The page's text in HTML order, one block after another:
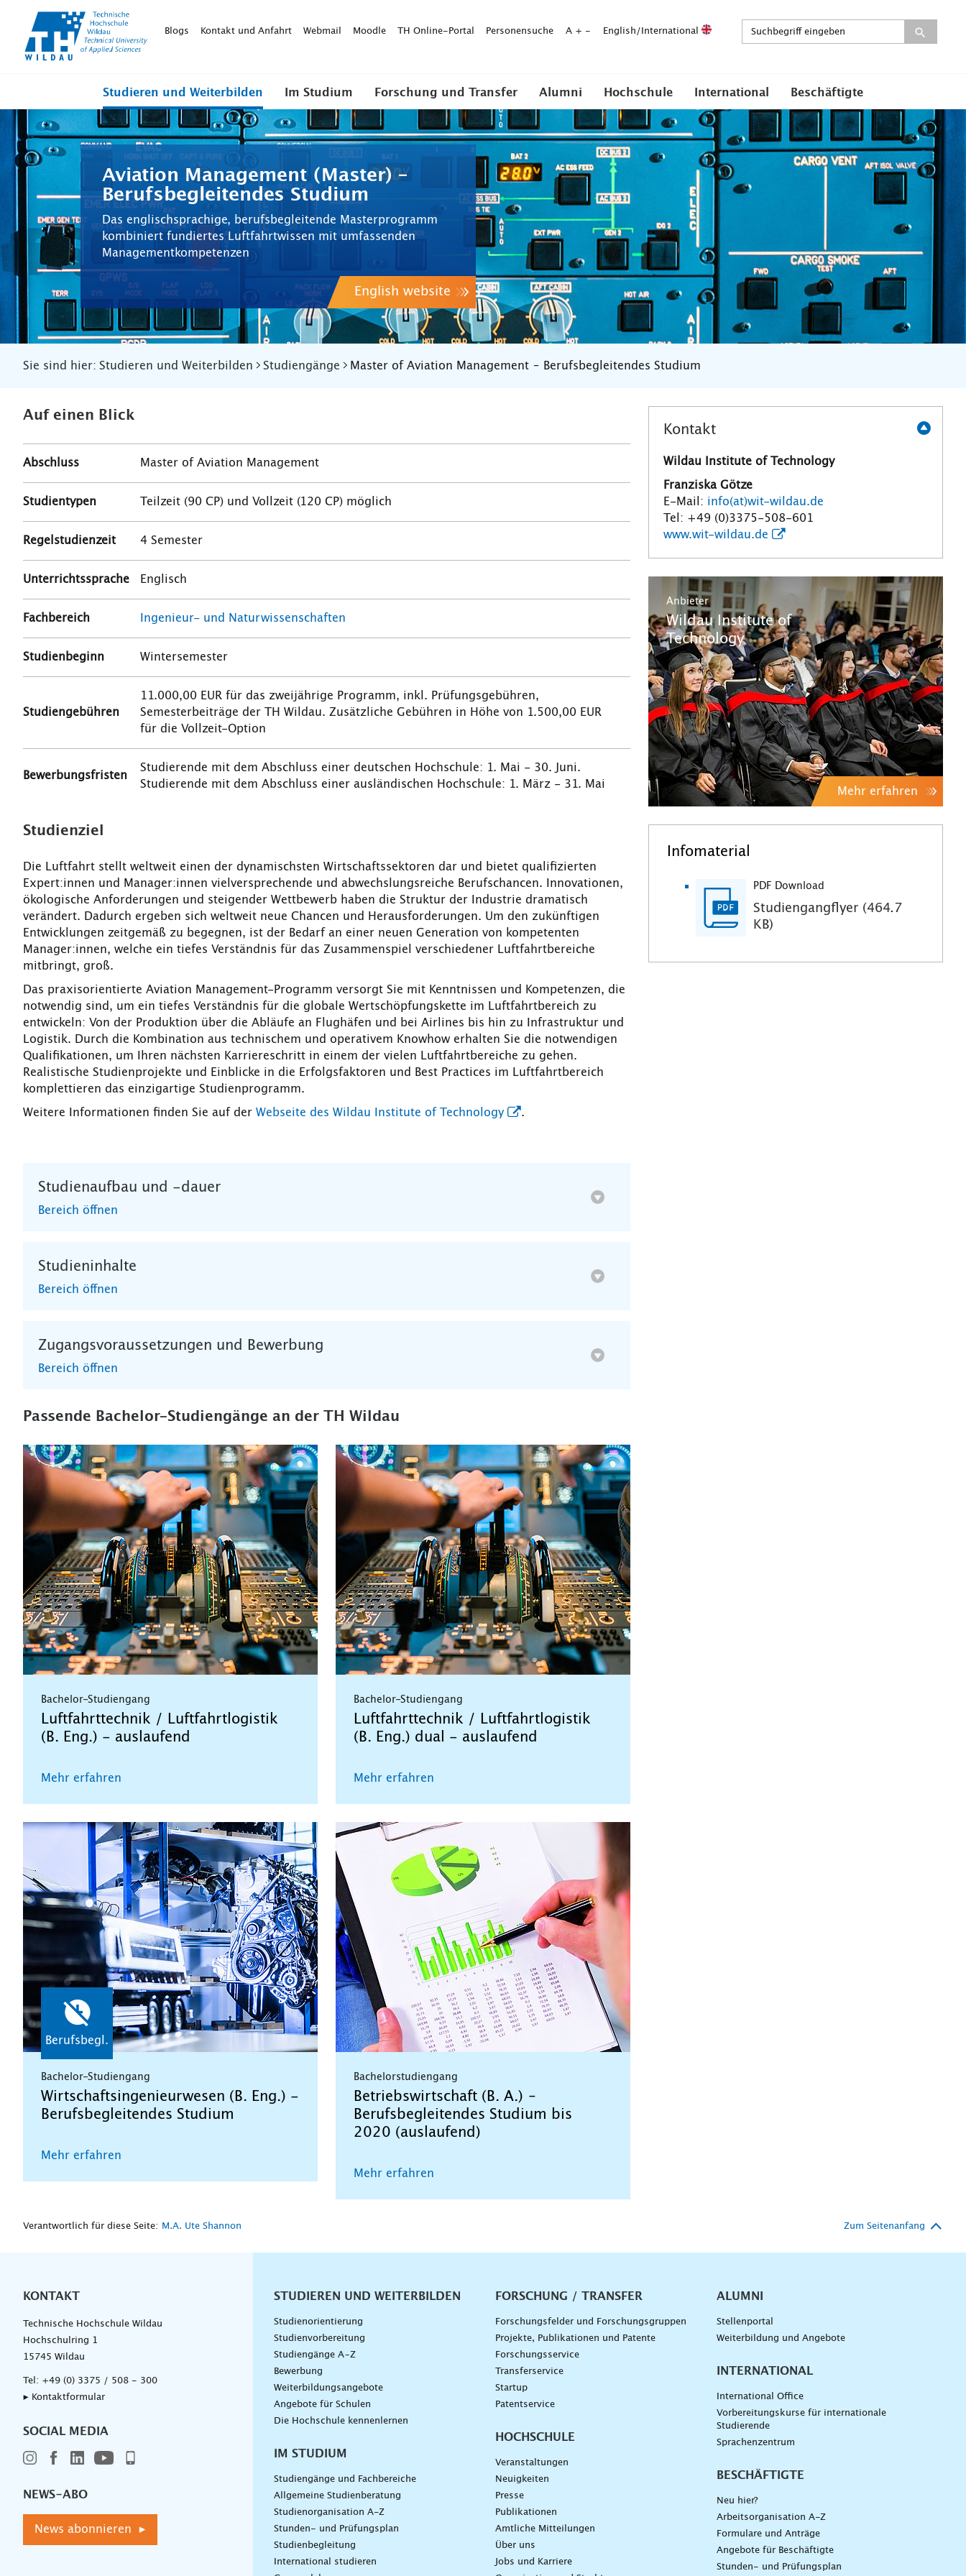
WildauBlogs Kontakt und Anfahrt Webmail Moodle TH Online-Portal Personensuche A + - English/International
Studieren und Weiterbilden Im Studium Forschung und Transfer Alumni Hochschule International Beschäftigte
Aviation Management (Master) –
Berufsbegleitendes Studium
Das englischsprachige, berufsbegleitende Masterprogramm
kombiniert fundiertes Luftfahrtwissen mit umfassenden
Managementkompetenzen
English website
Sie sind hier: Studieren und Weiterbilden Studiengänge Master of Aviation Management – Berufsbegleitendes Studium
Auf einen Blick
Abschluss Master of Aviation Management
Studientypen Teilzeit (90 CP) und Vollzeit (120 CP) möglich
Regelstudienzeit 4 Semester
Unterrichtssprache Englisch
Fachbereich Ingenieur- und Naturwissenschaften
Studienbeginn Wintersemester
Studiengebühren
11.000,00 EUR für das zweijährige Programm, inkl. Prüfungsgebühren,
Semesterbeiträge der TH Wildau. Zusätzliche Gebühren in Höhe von 1.500,00 EUR
für die Vollzeit-Option
Bewerbungsfristen
Studierende mit dem Abschluss einer deutschen Hochschule: 1. Mai - 30. Juni.
Studierende mit dem Abschluss einer ausländischen Hochschule: 1. März - 31. Mai
Studienziel
Die Luftfahrt stellt weltweit einen der dynamischsten Wirtschaftssektoren dar und bietet qualifizierten
Expert:innen und Manager:innen vielversprechende und abwechslungsreiche Berufschancen. Innovationen,
ökologische Anforderungen und steigender Wettbewerb haben die Struktur der Industrie dramatisch
verändert. Dadurch ergeben sich weltweit neue Chancen und Herausforderungen. Um den zukünftigen
Entwicklungen zeitgemäß zu begegnen, ist der Bedarf an einer neuen Generation von kompetenten
Manager:innen, welche ein tiefes Verständnis für das Zusammenspiel verschiedener Luftfahrtbereiche
mitbringt, groß.
Das praxisorientierte Aviation Management-Programm versorgt Sie mit Kenntnissen und Kompetenzen, die
notwendig sind, um ein tiefes Verständnis für die globale Wertschöpfungskette im Luftfahrtbereich zu
entwickeln: Von der Produktion über die Abläufe an Flughäfen und bei Airlines bis hin zu Infrastruktur und
Logistik. Durch die Kombination aus technischem und operativem Knowhow erhalten Sie die notwendigen
Qualifikationen, um Ihren nächsten Karriereschritt in einem der vielen Luftfahrtbereiche zu gehen.
Realistische Studienprojekte und Einblicke in die Erfolgsfaktoren und Best Practices im Luftfahrtbereich
komplettieren das einzigartige Studienprogramm.
Weitere Informationen finden Sie auf der Webseite des Wildau Institute of Technology .
Studienaufbau und -dauer
Bereich öffnen
Studieninhalte
Bereich öffnen
Zugangsvoraussetzungen und Bewerbung
Bereich öffnen
Passende Bachelor-Studiengänge an der TH Wildau
Bachelor-Studiengang
Luftfahrttechnik / Luftfahrtlogistik
(B. Eng.) - auslaufend
Mehr erfahren
Bachelor-Studiengang
Luftfahrttechnik / Luftfahrtlogistik
(B. Eng.) dual - auslaufend
Mehr erfahren
Berufsbegl.
Bachelor-Studiengang
Wirtschaftsingenieurwesen (B. Eng.) -
Berufsbegleitendes Studium
Mehr erfahren
Bachelorstudiengang
Betriebswirtschaft (B. A.) –
Berufsbegleitendes Studium bis
2020 (auslaufend)
Mehr erfahren
Kontakt
Wildau Institute of Technology
Franziska Götze
E-Mail: info(at)wit-wildau.de
Tel: +49 (0)3375-508-601
www.wit-wildau.de
Anbieter
Wildau Institute of
Technology
Mehr erfahren
Infomaterial
PDF Download
Studiengangflyer (464.7
KB)
Verantwortlich für diese Seite: M.A. Ute Shannon Zum Seitenanfang
KONTAKT
Technische Hochschule Wildau
Hochschulring 1
15745 Wildau
Tel: +49 (0) 3375 / 508 - 300
▸ Kontaktformular
SOCIAL MEDIA
NEWS-ABO
News abonnieren ▸
Unternavigation
STUDIEREN UND WEITERBILDEN
Studienorientierung
Studienvorbereitung
Studiengänge A–Z
Bewerbung
Weiterbildungsangebote
Angebote für Schulen
Die Hochschule kennenlernen
IM STUDIUM
Studiengänge und Fachbereiche
Allgemeine Studienberatung
Studienorganisation A-Z
Stunden- und Prüfungsplan
Studienbegleitung
International studieren
FORSCHUNG / TRANSFER
Forschungsfelder und Forschungsgruppen
Projekte, Publikationen und Patente
Forschungsservice
Transferservice
Startup
Patentservice
HOCHSCHULE
Veranstaltungen
Neuigkeiten
Presse
Publikationen
Amtliche Mitteilungen
Über uns
Jobs und Karriere
ALUMNI
Stellenportal
Weiterbildung und Angebote
INTERNATIONAL
International Office
Vorbereitungskurse für internationale
Studierende
Sprachenzentrum
BESCHÄFTIGTE
Neu hier?
Arbeitsorganisation A-Z
Formulare und Anträge
Angebote für Beschäftigte
Stunden- und Prüfungsplan